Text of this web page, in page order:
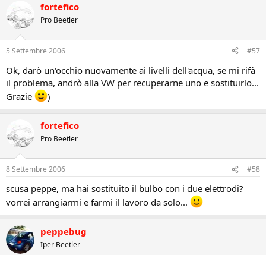
fortefico
Pro Beetler
5 Settembre 2006 #57
Ok, darò un'occhio nuovamente ai livelli dell'acqua, se mi rifà
il problema, andrò alla VW per recuperarne uno e sostituirlo...
Grazie
)
fortefico
Pro Beetler
8 Settembre 2006 #58
scusa peppe, ma hai sostituito il bulbo con i due elettrodi?
vorrei arrangiarmi e farmi il lavoro da solo...
peppebug
Iper Beetler